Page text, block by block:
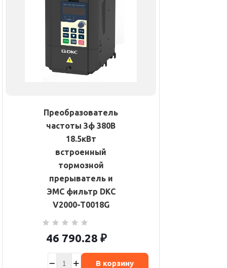
Преобразователь
частоты 3ф 380В
18.5кВт
встроенный
тормозной
прерыватель и
ЭМС фильтр DKC
V2000-T0018G
46 790.28 ₽
В корзину